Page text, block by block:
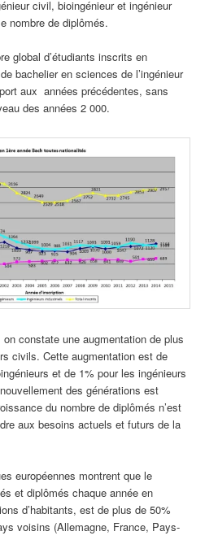
civil, bioingénieur et ingénieur
nombre de diplômés.
global d’étudiants inscrits en
bachelier en sciences de l’ingénieur
aux années précédentes, sans
des années 2 000.
constate une augmentation de plus
civils. Cette augmentation est de
et de 1% pour les ingénieurs
des générations est
du nombre de diplômés n’est
aux besoins actuels et futurs de la
européennes montrent que le
et diplômés chaque année en
d’habitants, est de plus de 50%
voisins (Allemagne, France, Pays-